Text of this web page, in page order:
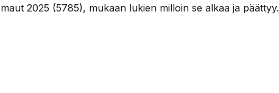
2025 (5785), mukaan lukien milloin se alkaa ja päättyy.